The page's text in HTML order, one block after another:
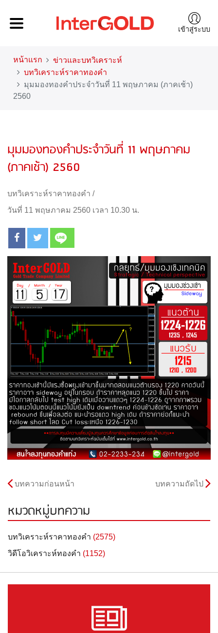
เข้าสู่ระบบ
หน้าแรก
ข่าวและบทวิเคราะห์
บทวิเคราะห์ราคาทองคำ
มุมมองทองคำประจำวันที่ 11 พฤษภาคม (ภาคเช้า)
2560
มุมมองทองคำประจำวันที่ 11 พฤษภาคม
(ภาคเช้า) 2560
บทวิเคราะห์ราคาทองคำ /
วันที่ 11 พฤษภาคม 2560 เวลา 10.30 น.
บทความก่อนหน้า บทความถัดไป
หมวดหมู่บทความ
บทวิเคราะห์ราคาทองคำ (2575)
วิดีโอวิเคราะห์ทองคำ (1152)